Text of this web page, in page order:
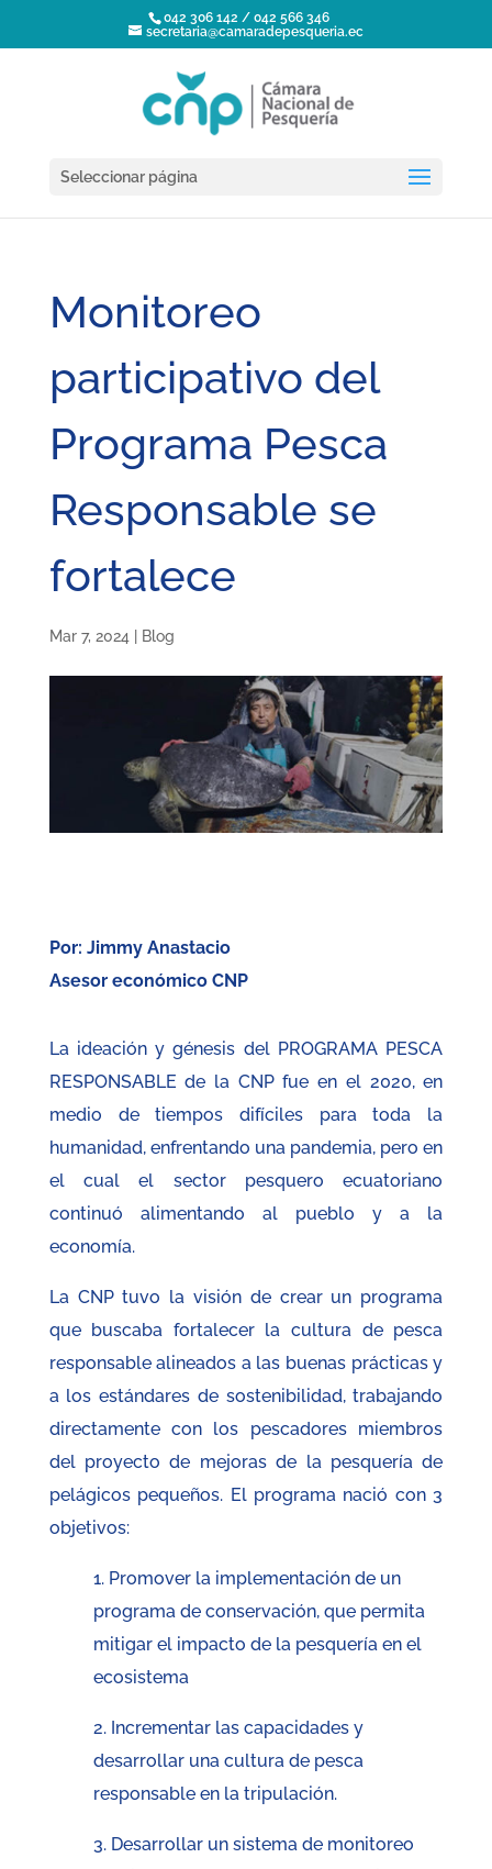
042 306 142 / 042 566 346
secretaria@camaradepesqueria.ec
Seleccionar página
Monitoreo
participativo del
Programa Pesca
Responsable se
fortalece
Mar 7, 2024 Blog
Por: Jimmy Anastacio
Asesor económico CNP
La ideación y génesis del PROGRAMA PESCA
RESPONSABLE de la CNP fue en el 2020, en
medio de tiempos difíciles para toda la
humanidad, enfrentando una pandemia, pero en
el cual el sector pesquero ecuatoriano
continuó alimentando al pueblo y a la
economía.
La CNP tuvo la visión de crear un programa
que buscaba fortalecer la cultura de pesca
responsable alineados a las buenas prácticas y
a los estándares de sostenibilidad, trabajando
directamente con los pescadores miembros
del proyecto de mejoras de la pesquería de
pelágicos pequeños. El programa nació con 3
objetivos:
1. Promover la implementación de un
programa de conservación, que permita
mitigar el impacto de la pesquería en el
ecosistema
2. Incrementar las capacidades y
desarrollar una cultura de pesca
responsable en la tripulación.
3. Desarrollar un sistema de monitoreo